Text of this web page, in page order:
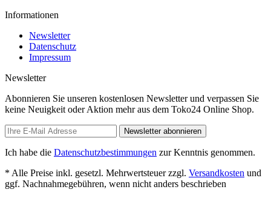
Informationen
Newsletter
Datenschutz
Impressum
Newsletter
Abonnieren Sie unseren kostenlosen Newsletter und verpassen Sie
keine Neuigkeit oder Aktion mehr aus dem Toko24 Online Shop.
Newsletter abonnieren
Ich habe die Datenschutzbestimmungen zur Kenntnis genommen.
* Alle Preise inkl. gesetzl. Mehrwertsteuer zzgl. Versandkosten und
ggf. Nachnahmegebühren, wenn nicht anders beschrieben